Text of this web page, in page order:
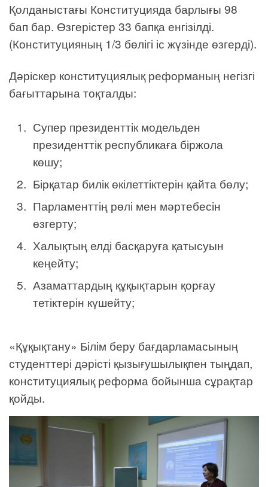
Қолданыстағы Конституцияда барлығы 98
бап бар. Өзгерістер 33 бапқа енгізілді.
(Конституцияның 1/3 бөлігі іс жүзінде өзгерді).
Дәріскер конституциялық реформаның негізгі
бағыттарына тоқталды:
Супер президенттік модельден
президенттік республикаға біржола
көшу;
Бірқатар билік өкілеттіктерін қайта бөлу;
Парламенттің рөлі мен мәртебесін
өзгерту;
Халықтың елді басқаруға қатысуын
кеңейту;
Азаматтардың құқықтарын қорғау
тетіктерін күшейту;
«Құқықтану» Білім беру бағдарламасының
студенттері дәрісті қызығушылықпен тыңдап,
конституциялық реформа бойынша сұрақтар
қойды.